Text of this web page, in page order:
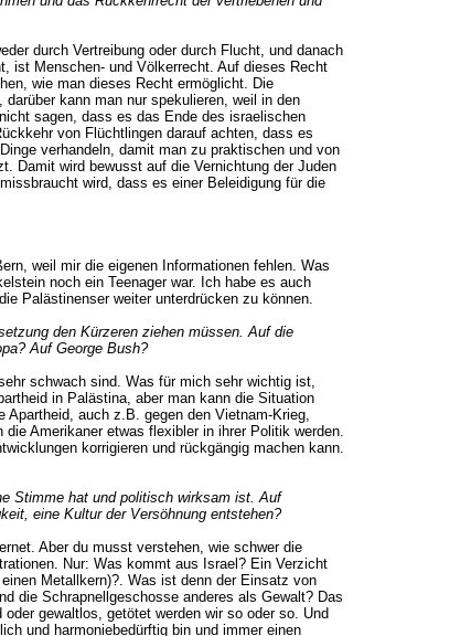
durch Vertreibung oder durch Flucht, und danach
ist Menschen- und Völkerrecht. Auf dieses Recht
wie man dieses Recht ermöglicht. Die
kann man nur spekulieren, weil in den
sagen, dass es das Ende des israelischen
von Flüchtlingen darauf achten, dass es
verhandeln, damit man zu praktischen und von
Damit wird bewusst auf die Vernichtung der Juden
wird, dass es einer Beleidigung für die
weil mir die eigenen Informationen fehlen. Was
noch ein Teenager war. Ich habe es auch
Palästinenser weiter unterdrücken zu können.
den Kürzeren ziehen müssen. Auf die
Auf George Bush?
schwach sind. Was für mich sehr wichtig ist,
in Palästina, aber man kann die Situation
auch z.B. gegen den Vietnam-Krieg,
Amerikaner etwas flexibler in ihrer Politik werden.
korrigieren und rückgängig machen kann.
Stimme hat und politisch wirksam ist. Auf
eine Kultur der Versöhnung entstehen?
Aber du musst verstehen, wie schwer die
Nur: Was kommt aus Israel? Ein Verzicht
Metallkern)?. Was ist denn der Einsatz von
die Schrapnellgeschosse anderes als Gewalt? Das
gewaltlos, getötet werden wir so oder so. Und
und harmoniebedürftig bin und immer einen